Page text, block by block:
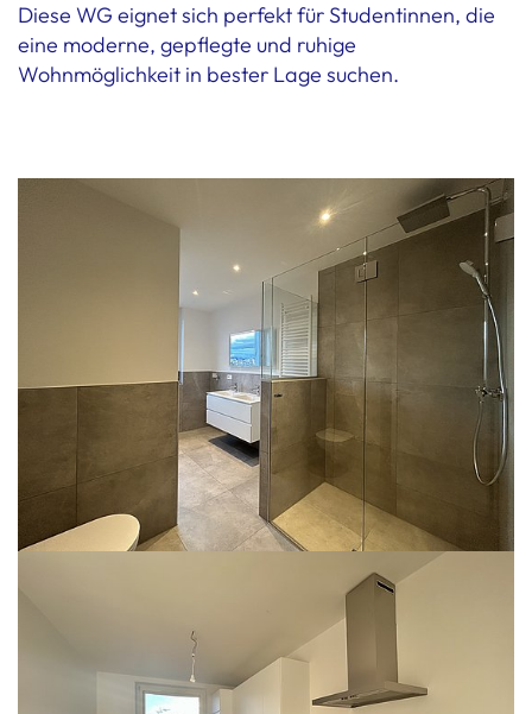
Diese WG eignet sich perfekt für Studentinnen, die
eine moderne, gepflegte und ruhige
Wohnmöglichkeit in bester Lage suchen.